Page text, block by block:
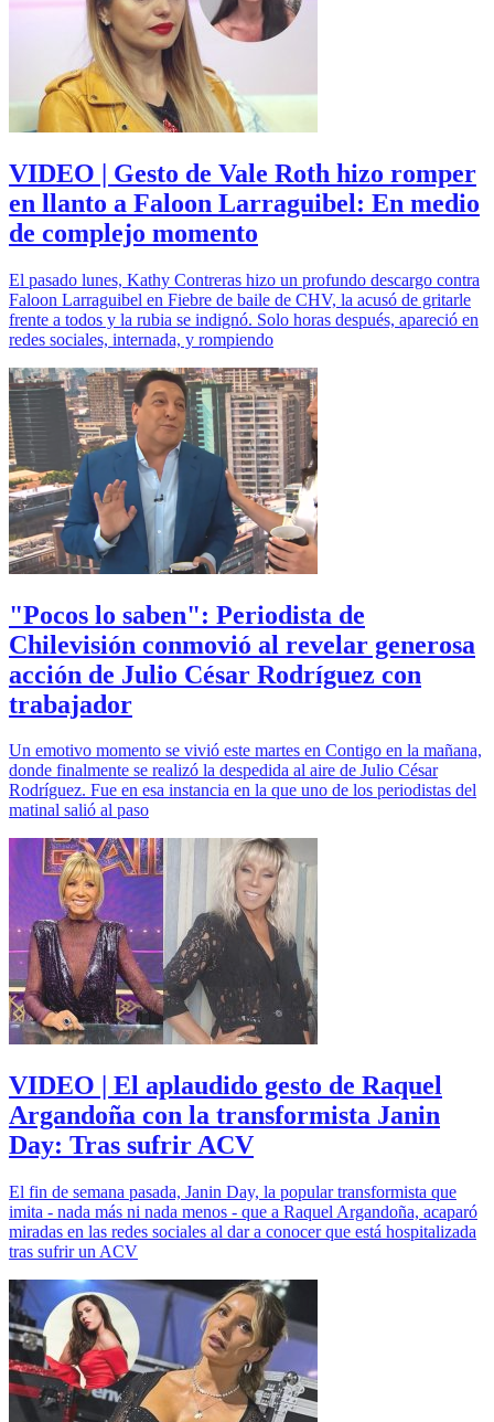
VIDEO | Gesto de Vale Roth hizo romper
en llanto a Faloon Larraguibel: En medio
de complejo momento
El pasado lunes, Kathy Contreras hizo un profundo descargo contra
Faloon Larraguibel en Fiebre de baile de CHV, la acusó de gritarle
frente a todos y la rubia se indignó. Solo horas después, apareció en
redes sociales, internada, y rompiendo
"Pocos lo saben": Periodista de
Chilevisión conmovió al revelar generosa
acción de Julio César Rodríguez con
trabajador
Un emotivo momento se vivió este martes en Contigo en la mañana,
donde finalmente se realizó la despedida al aire de Julio César
Rodríguez. Fue en esa instancia en la que uno de los periodistas del
matinal salió al paso
VIDEO | El aplaudido gesto de Raquel
Argandoña con la transformista Janin
Day: Tras sufrir ACV
El fin de semana pasada, Janin Day, la popular transformista que
imita - nada más ni nada menos - que a Raquel Argandoña, acaparó
miradas en las redes sociales al dar a conocer que está hospitalizada
tras sufrir un ACV